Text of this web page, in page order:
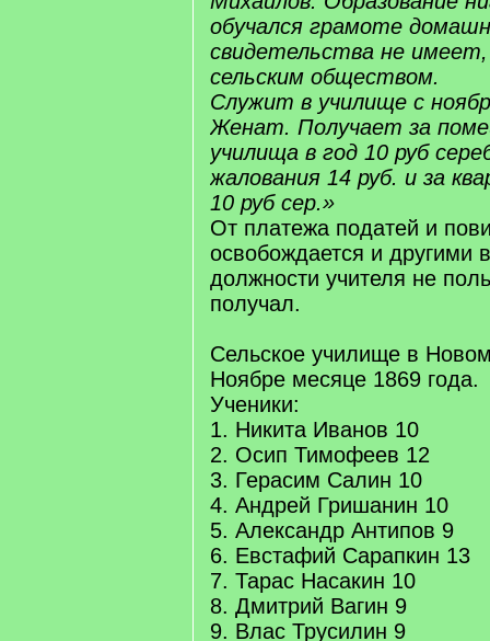
обучался грамоте
свидетельства не
сельским обществом.
Служит в училище с
Женат. Получает за
училища в год 10 руб
жалования 14 руб. и за
10 руб сер.»
От платежа податей и
освобождается и другими
должности учителя не
получал.
Сельское училище в
Ноябре месяце 1869 года.
Ученики:
1. Никита Иванов 10
2. Осип Тимофеев 12
3. Герасим Салин 10
4. Андрей Гришанин 10
5. Александр Антипов 9
6. Евстафий Сарапкин 13
7. Тарас Насакин 10
8. Дмитрий Вагин 9
9. Влас Трусилин 9